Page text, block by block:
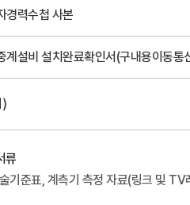
경력수첩 사본
계설비 설치완료확인서(구내용이동
)
류
기준표, 계측기 측정 자료(링크 및